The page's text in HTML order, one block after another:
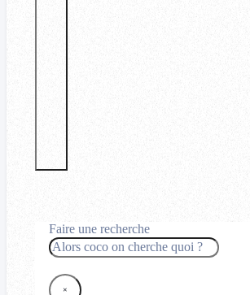
Faire une recherche
Rechercher
×